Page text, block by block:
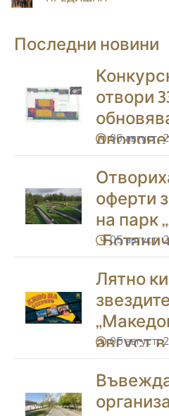
Последни новини
отвори
icon
06 август,
оферти
на парк
в
icon
05 август,
Лятно
август
icon
05 август,